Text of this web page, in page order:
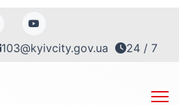
103@kyivcity.gov.ua 24 / 7